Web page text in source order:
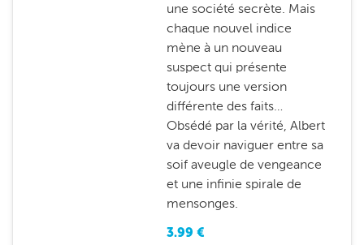
une société secrète. Mais
chaque nouvel indice
mène à un nouveau
suspect qui présente
toujours une version
différente des faits…
Obsédé par la vérité, Albert
va devoir naviguer entre sa
soif aveugle de vengeance
et une infinie spirale de
mensonges.
3.99 €